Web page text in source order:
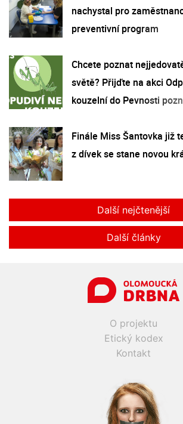
nachystal pro
preventivní program
Chcete poznat
světě? Přijďte na akci
kouzelní do Pevnosti
Finále Miss Šantovka již
z dívek se stane novou
Další nejčtenější
Další články
O projektu
Etický kodex
Kontakt